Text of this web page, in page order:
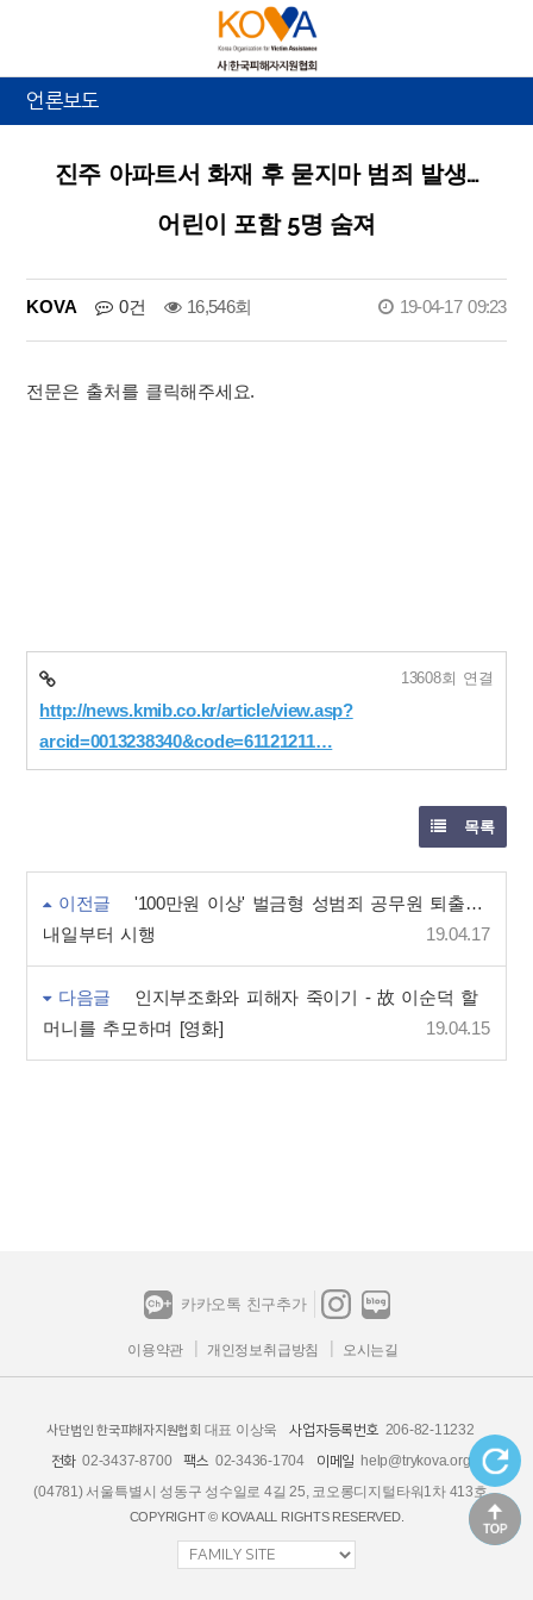
언론보도
진주 아파트서 화재 후 묻지마 범죄 발생…
어린이 포함 5명 숨져
KOVA 0건 16,546회 19-04-17 09:23
전문은 출처를 클릭해주세요.
http://news.kmib.co.kr/article/view.asp?
arcid=0013238340&code=61121211…
13608회 연결
목록
이전글
'100만원 이상' 벌금형 성범죄 공무원 퇴출…
내일부터 시행
19.04.17
다음글
인지부조화와 피해자 죽이기 - 故 이순덕 할
머니를 추모하며 [영화]
19.04.15
카카오톡 친구추가
이용약관 개인정보취급방침 오시는길
사단법인 한국피해자지원협회 대표 이상욱 사업자등록번호 206-82-11232
전화 02-3437-8700 팩스 02-3436-1704 이메일
help@trykova.org
(04781) 서울특별시 성동구 성수일로 4길 25, 코오롱디지털타워1차 413호
COPYRIGHT © KOVA ALL RIGHTS RESERVED.